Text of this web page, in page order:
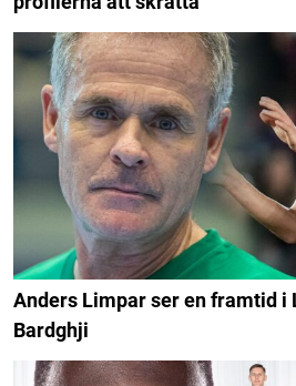
Anders Limpar ser en framtid i
Bardghji